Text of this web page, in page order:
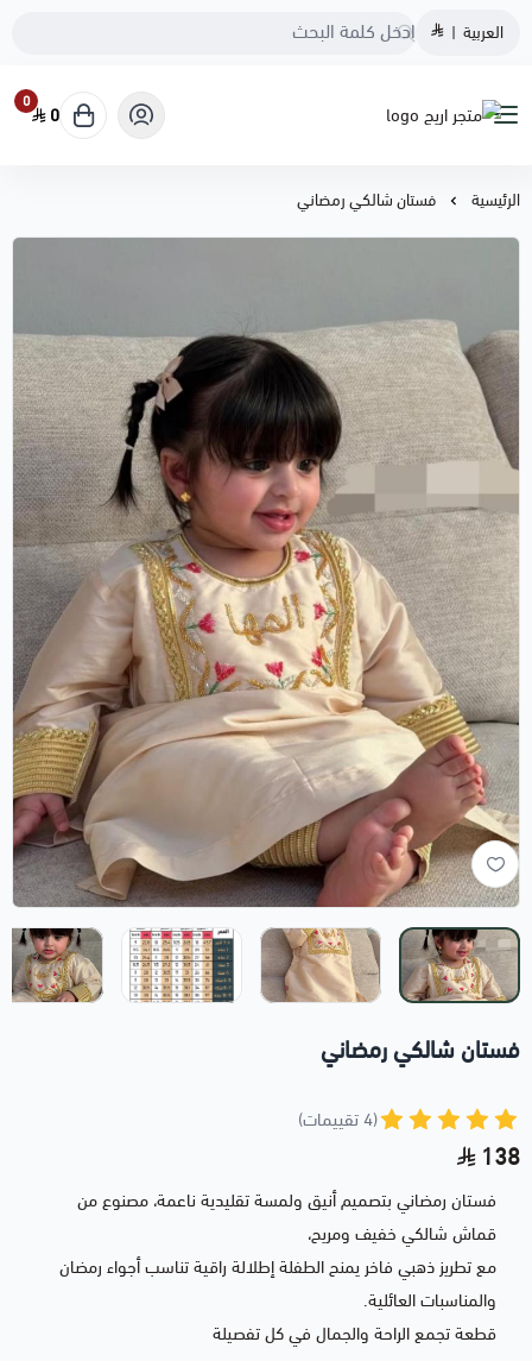
العربية |
متجر اريج
0
0
الرئيسية فستان شالكي رمضاني
فستان شالكي رمضاني
(4 تقييمات)
138
فستان رمضاني بتصميم أنيق ولمسة تقليدية ناعمة، مصنوع من
قماش شالكي خفيف ومريح،
مع تطريز ذهبي فاخر يمنح الطفلة إطلالة راقية تناسب أجواء رمضان
والمناسبات العائلية.
قطعة تجمع الراحة والجمال في كل تفصيلة